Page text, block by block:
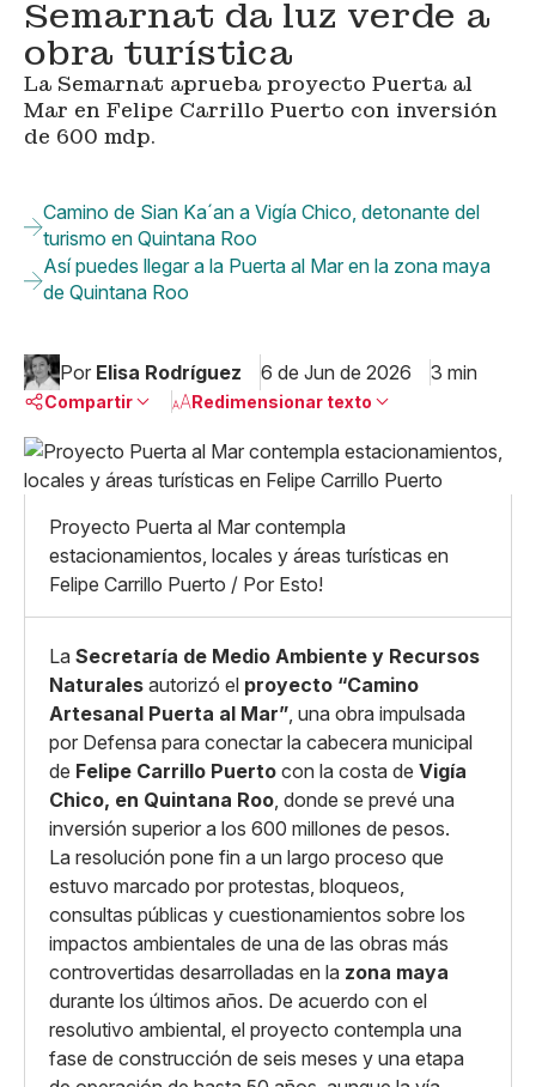
Semarnat da luz verde a
obra turística
La Semarnat aprueba proyecto Puerta al
Mar en Felipe Carrillo Puerto con inversión
de 600 mdp.
Camino de Sian Ka´an a Vigía Chico, detonante del
turismo en Quintana Roo
Así puedes llegar a la Puerta al Mar en la zona maya
de Quintana Roo
Por Elisa Rodríguez 6 de Jun de 2026 3 min
Compartir
Linkedin
Facebook
X
Whatsapp
Copiar enlace
Redimensionar texto
Pequeño
Mediano
Grande
Proyecto Puerta al Mar contempla
estacionamientos, locales y áreas turísticas en
Felipe Carrillo Puerto / Por Esto!
La Secretaría de Medio Ambiente y Recursos
Naturales autorizó el proyecto “Camino
Artesanal Puerta al Mar”, una obra impulsada
por Defensa para conectar la cabecera municipal
de Felipe Carrillo Puerto con la costa de Vigía
Chico, en Quintana Roo, donde se prevé una
inversión superior a los 600 millones de pesos.
La resolución pone fin a un largo proceso que
estuvo marcado por protestas, bloqueos,
consultas públicas y cuestionamientos sobre los
impactos ambientales de una de las obras más
controvertidas desarrolladas en la zona maya
durante los últimos años. De acuerdo con el
resolutivo ambiental, el proyecto contempla una
fase de construcción de seis meses y una etapa